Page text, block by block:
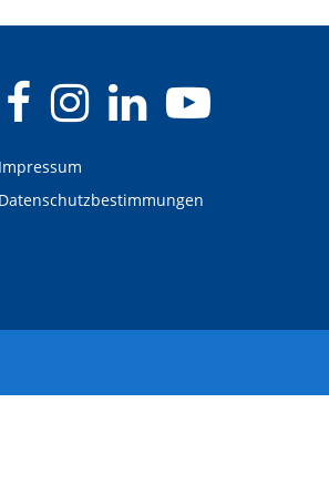
Impressum
Datenschutzbestimmungen